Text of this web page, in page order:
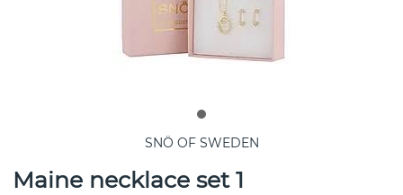
SNÖ OF SWEDEN
Maine necklace set 1